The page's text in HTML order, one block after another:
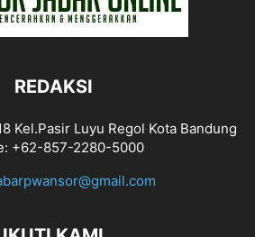
REDAKSI
Kel.Pasir Luyu Regol Kota Bandung
+62-857-2280-5000